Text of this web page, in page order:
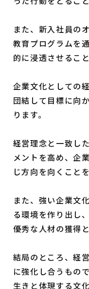
また、新入社員の
教育プログラムを
的に浸透させるこ
企業文化としての
団結して目標に向
ります。
経営理念と一致し
メントを高め、企
じ方向を向くこと
また、強い企業文
る環境を作り出し
優秀な人材の獲得
結局のところ、経
に強化し合うもの
生きと体現する文